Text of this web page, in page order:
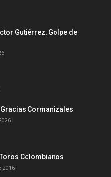
Gutiérrez, Golpe de
Cormanizales
Colombianos
2016